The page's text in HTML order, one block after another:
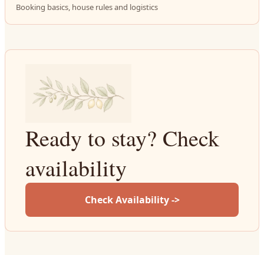
Booking basics, house rules and logistics
Ready to stay? Check
availability
Check Availability ->